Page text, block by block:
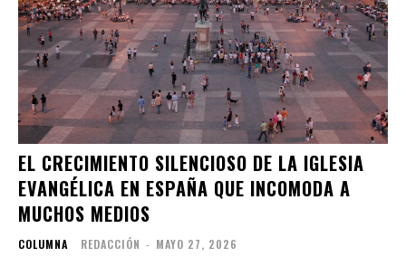
EL CRECIMIENTO SILENCIOSO DE LA IGLESIA
EVANGÉLICA EN ESPAÑA QUE INCOMODA A
MUCHOS MEDIOS
COLUMNA REDACCIÓN - MAYO 27, 2026